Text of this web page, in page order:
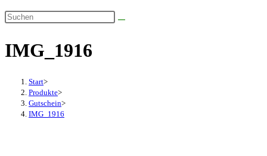
IMG_1916
Start>
Produkte>
Gutschein>
IMG_1916